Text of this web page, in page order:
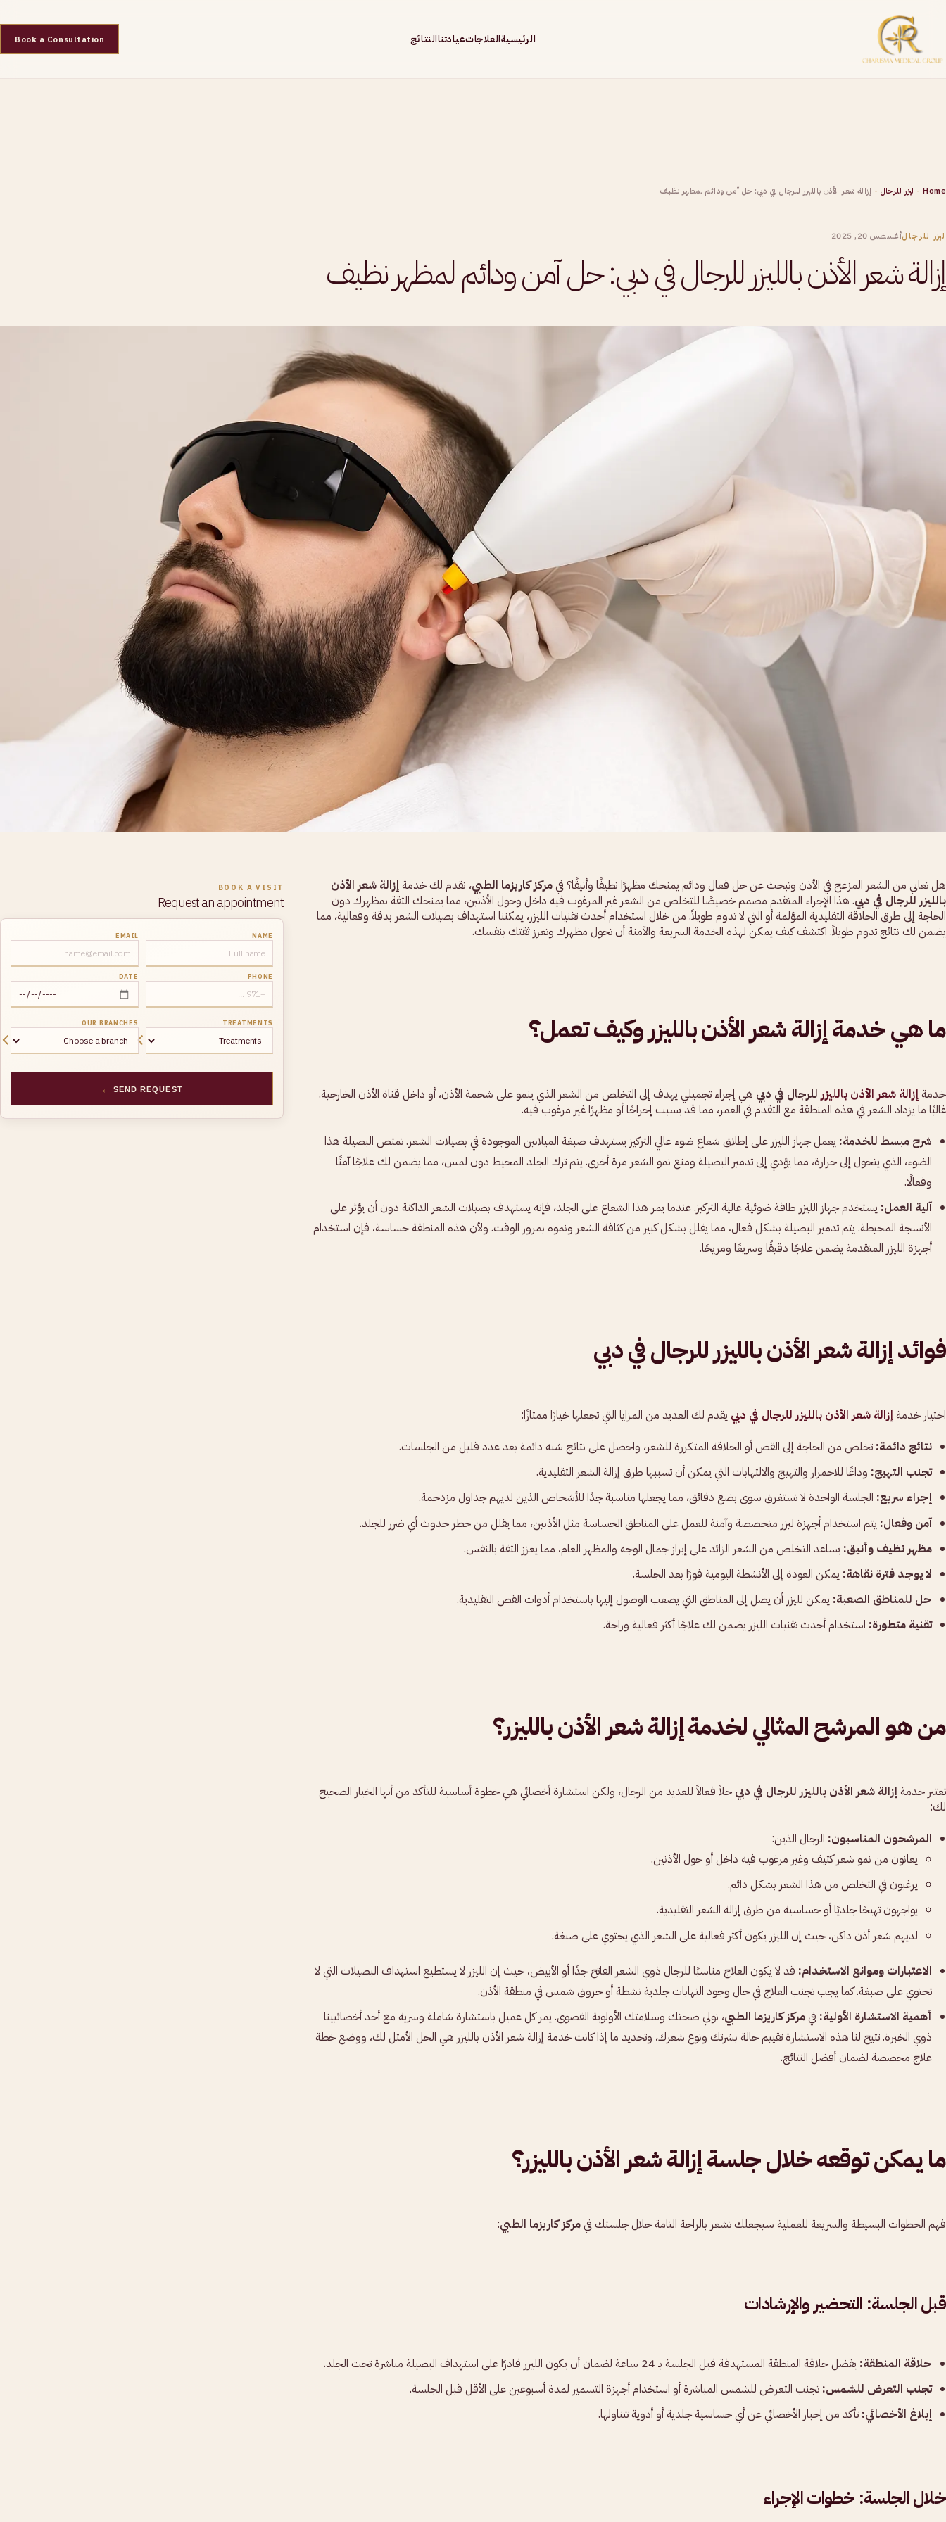
الرئيسيةالعلاجاتعيادتناالنتائج Book a Consultation
Home
- ليزر للرجال - إزالة شعر الأذن بالليزر للرجال في دبي: حل آمن ودائم لمظهر نظيف
ليزر للرجالأغسطس 20, 2025
إزالة شعر الأذن بالليزر للرجال في دبي: حل آمن ودائم لمظهر نظيف
هل تعاني من الشعر المزعج في الأذن وتبحث عن حل فعال ودائم يمنحك مظهرًا نظيفًا وأنيقًا؟ فيمركز كاريزما الطبي، نقدم لك خدمة إزالة شعر الأذن
بالليزر للرجال في دبي. هذا الإجراء المتقدم مصمم خصيصًا للتخلص من الشعر غير المرغوب فيه داخل وحول الأذنين، مما يمنحك الثقة بمظهرك دون
الحاجة إلى طرق الحلاقة التقليدية المؤلمة أو التي لا تدوم طويلاً. من خلال استخدام أحدث تقنيات الليزر، يمكننا استهداف بصيلات الشعر بدقة وفعالية، مما
يضمن لك نتائج تدوم طويلاً. اكتشف كيف يمكن لهذه الخدمة السريعة والآمنة أن تحول مظهرك وتعزز ثقتك بنفسك.
ما هي خدمة إزالة شعر الأذن بالليزر وكيف تعمل؟
خدمة إزالة شعر الأذن بالليزرللرجال في دبي هي إجراء تجميلي يهدف إلى التخلص من الشعر الذي ينمو على شحمة الأذن، أو داخل قناة الأذن الخارجية.
غالبًا ما يزداد الشعر في هذه المنطقة مع التقدم في العمر، مما قد يسبب إحراجًا أو مظهرًا غير مرغوب فيه.
شرح مبسط للخدمة: يعمل جهاز الليزر على إطلاق شعاع ضوء عالي التركيز يستهدف صبغة الميلانين الموجودة في بصيلات الشعر. تمتص البصيلة هذا
الضوء، الذي يتحول إلى حرارة، مما يؤدي إلى تدمير البصيلة ومنع نمو الشعر مرة أخرى. يتم ترك الجلد المحيط دون لمس، مما يضمن لك علاجًا آمنًا
وفعالًا.
آلية العمل: يستخدم جهاز الليزر طاقة ضوئية عالية التركيز. عندما يمر هذا الشعاع على الجلد، فإنه يستهدف بصيلات الشعر الداكنة دون أن يؤثر على
الأنسجة المحيطة. يتم تدمير البصيلة بشكل فعال، مما يقلل بشكل كبير من كثافة الشعر ونموه بمرور الوقت. ولأن هذه المنطقة حساسة، فإن استخدام
أجهزة الليزر المتقدمة يضمن علاجًا دقيقًا وسريعًا ومريحًا.
فوائد إزالة شعر الأذن بالليزر للرجال في دبي
اختيار خدمة إزالة شعر الأذن بالليزر للرجال في دبي يقدم لك العديد من المزايا التي تجعلها خيارًا ممتازًا:
نتائج دائمة: تخلص من الحاجة إلى القص أو الحلاقة المتكررة للشعر، واحصل على نتائج شبه دائمة بعد عدد قليل من الجلسات.
تجنب التهيج: وداعًا للاحمرار والتهيج والالتهابات التي يمكن أن تسببها طرق إزالة الشعر التقليدية.
إجراء سريع: الجلسة الواحدة لا تستغرق سوى بضع دقائق، مما يجعلها مناسبة جدًا للأشخاص الذين لديهم جداول مزدحمة.
آمن وفعال: يتم استخدام أجهزة ليزر متخصصة وآمنة للعمل على المناطق الحساسة مثل الأذنين، مما يقلل من خطر حدوث أي ضرر للجلد.
مظهر نظيف وأنيق: يساعد التخلص من الشعر الزائد على إبراز جمال الوجه والمظهر العام، مما يعزز الثقة بالنفس.
لا يوجد فترة نقاهة: يمكن العودة إلى الأنشطة اليومية فورًا بعد الجلسة.
حل للمناطق الصعبة: يمكن لليزر أن يصل إلى المناطق التي يصعب الوصول إليها باستخدام أدوات القص التقليدية.
تقنية متطورة: استخدام أحدث تقنيات الليزر يضمن لك علاجًا أكثر فعالية وراحة.
من هو المرشح المثالي لخدمة إزالة شعر الأذن بالليزر؟
تعتبر خدمة إزالة شعر الأذن بالليزر للرجال في دبي حلاً فعالاً للعديد من الرجال، ولكن استشارة أخصائي هي خطوة أساسية للتأكد من أنها الخيار الصحيح
لك:
المرشحون المناسبون: الرجال الذين:
يعانون من نمو شعر كثيف وغير مرغوب فيه داخل أو حول الأذنين.
يرغبون في التخلص من هذا الشعر بشكل دائم.
يواجهون تهيجًا جلديًا أو حساسية من طرق إزالة الشعر التقليدية.
لديهم شعر أذن داكن، حيث إن الليزر يكون أكثر فعالية على الشعر الذي يحتوي على صبغة.
الاعتبارات وموانع الاستخدام: قد لا يكون العلاج مناسبًا للرجال ذوي الشعر الفاتح جدًا أو الأبيض، حيث إن الليزر لا يستطيع استهداف البصيلات التي لا
تحتوي على صبغة. كما يجب تجنب العلاج في حال وجود التهابات جلدية نشطة أو حروق شمس في منطقة الأذن.
أهمية الاستشارة الأولية: فيمركز كاريزما الطبي، نولي صحتك وسلامتك الأولوية القصوى. يمر كل عميل باستشارة شاملة وسرية مع أحد أخصائيينا
ذوي الخبرة. تتيح لنا هذه الاستشارة تقييم حالة بشرتك ونوع شعرك، وتحديد ما إذا كانت خدمة إزالة شعر الأذن بالليزر هي الحل الأمثل لك، ووضع خطة
علاج مخصصة لضمان أفضل النتائج.
ما يمكن توقعه خلال جلسة إزالة شعر الأذن بالليزر؟
فهم الخطوات البسيطة والسريعة للعملية سيجعلك تشعر بالراحة التامة خلال جلستك فيمركز كاريزما الطبي:
قبل الجلسة: التحضير والإرشادات
حلاقة المنطقة: يفضل حلاقة المنطقة المستهدفة قبل الجلسة بـ 24 ساعة لضمان أن يكون الليزر قادرًا على استهداف البصيلة مباشرة تحت الجلد.
تجنب التعرض للشمس: تجنب التعرض للشمس المباشرة أو استخدام أجهزة التسمير لمدة أسبوعين على الأقل قبل الجلسة.
إبلاغ الأخصائي: تأكد من إخبار الأخصائي عن أي حساسية جلدية أو أدوية تتناولها.
خلال الجلسة: خطوات الإجراء
BOOK A VISIT
Request an appointment
NAME
EMAIL
PHONE
DATE
TREATMENTS
OUR BRANCHES
SEND REQUEST
←